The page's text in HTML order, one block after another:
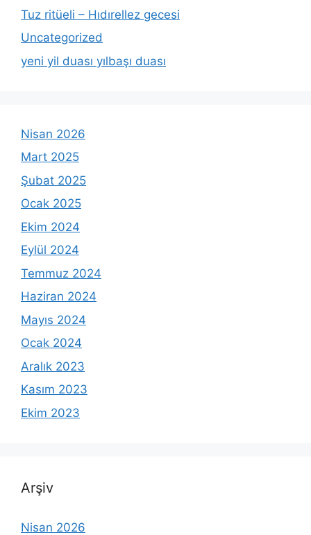
Tuz ritüeli – Hıdırellez gecesi
Uncategorized
yeni yil duası yılbaşı duası
Nisan 2026
Mart 2025
Şubat 2025
Ocak 2025
Ekim 2024
Eylül 2024
Temmuz 2024
Haziran 2024
Mayıs 2024
Ocak 2024
Aralık 2023
Kasım 2023
Ekim 2023
Arşiv
Nisan 2026